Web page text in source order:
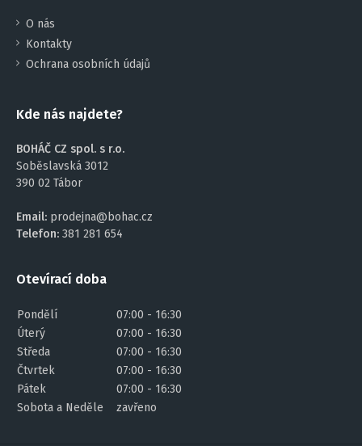
O nás
Kontakty
Ochrana osobních údajů
Kde nás najdete?
BOHÁČ CZ spol. s r.o.
Soběslavská 3012
390 02 Tábor
Email: prodejna@bohac.cz
Telefon: 381 281 654
Otevírací doba
Pondělí
07:00 - 16:30
Úterý
07:00 - 16:30
Středa
07:00 - 16:30
Čtvrtek
07:00 - 16:30
Pátek
07:00 - 16:30
Sobota a Neděle
zavřeno